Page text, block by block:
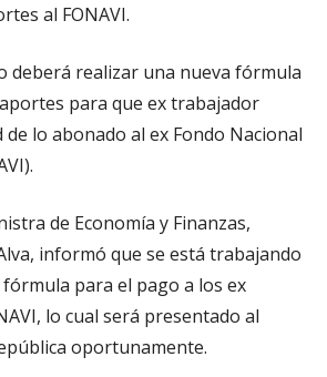
al FONAVI.
deberá realizar una nueva fórmula
para que ex trabajador
lo abonado al ex Fondo Nacional
de Economía y Finanzas,
informó que se está trabajando
para el pago a los ex
lo cual será presentado al
oportunamente.